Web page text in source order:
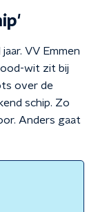
VV Emmen
wit zit bij
over de
schip. Zo
Anders gaat